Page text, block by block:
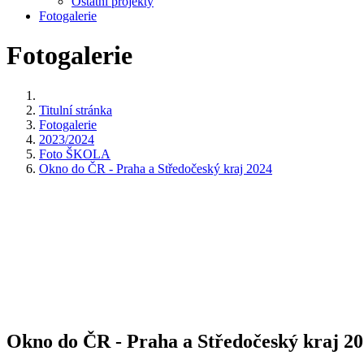
Fotogalerie
Fotogalerie
Titulní stránka
Fotogalerie
2023/2024
Foto ŠKOLA
Okno do ČR - Praha a Středočeský kraj 2024
Okno do ČR - Praha a Středočeský kraj